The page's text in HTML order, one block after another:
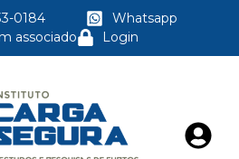
0184
Whatsapp
associado
Login